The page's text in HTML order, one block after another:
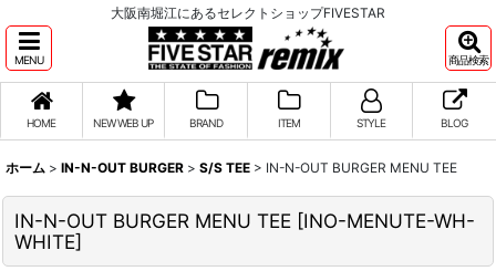
大阪南堀江にあるセレクトショップFIVESTAR
MENU 商品検索
HOME NEW WEB UP BRAND ITEM STYLE BLOG
ホーム > IN-N-OUT BURGER > S/S TEE > IN-N-OUT BURGER MENU TEE
IN-N-OUT BURGER MENU TEE [INO-MENUTE-WH-
WHITE]